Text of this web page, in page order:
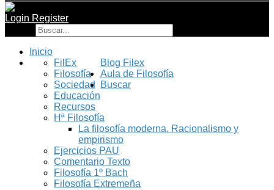
Login Register
Inicio
Blog Filex
FilEx
Filosofía
Sociedad
Educación
Recursos
Aula de Filosofía
Hª Filosofía
La filosofía moderna. Racionalismo y
empirismo
Ejercicios PAU
Comentario Texto
Filosofía 1º Bach
Filosofía Extremeña
Buscar